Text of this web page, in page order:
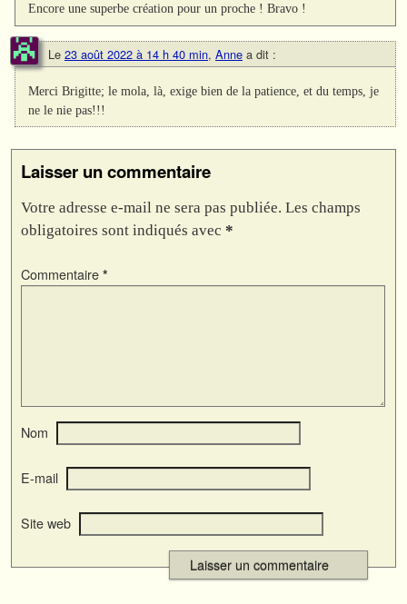
Encore une superbe création pour un proche ! Bravo !
Le 23 août 2022 à 14 h 40 min, Anne a dit :
Merci Brigitte; le mola, là, exige bien de la patience, et du temps, je
ne le nie pas!!!
Laisser un commentaire
Votre adresse e-mail ne sera pas publiée. Les champs
obligatoires sont indiqués avec *
Commentaire *
Nom
E-mail
Site web